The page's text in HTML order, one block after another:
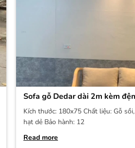
Sofa gỗ Dedar dài 2m kèm
Kích thước: 180x75 Chất liệu: Gỗ
hạt dẻ Bảo hành: 12
Read more